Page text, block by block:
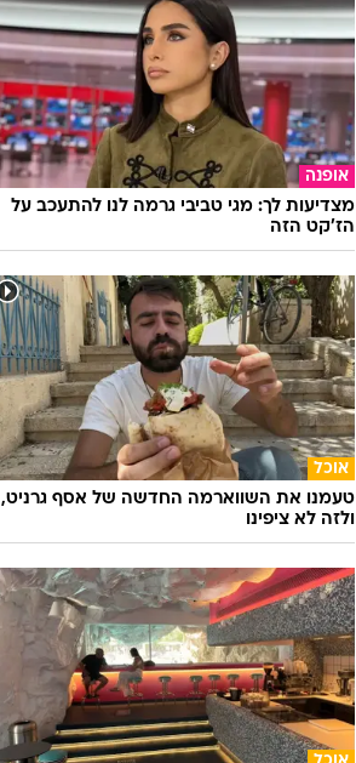
אופנה
מצדיעות לך: מגי טביבי גרמה לנו להתעכב על
הז'קט הזה
אוכל
טעמנו את השווארמה החדשה של אסף גרניט,
ולזה לא ציפינו